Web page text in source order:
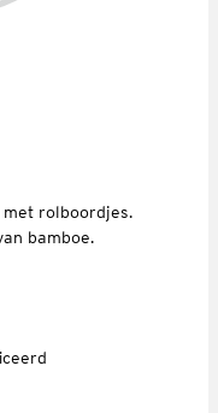
rolboordjes.
bamboe.